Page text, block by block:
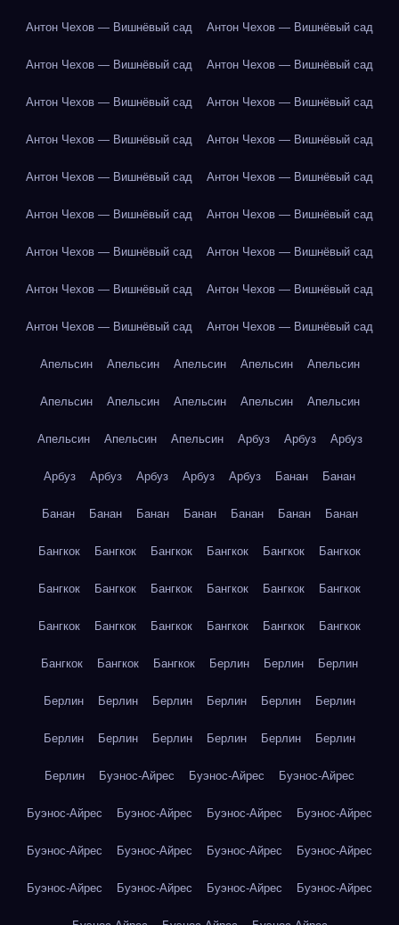
Антон Чехов — Вишнёвый сад Антон Чехов — Вишнёвый сад
Антон Чехов — Вишнёвый сад Антон Чехов — Вишнёвый сад
Антон Чехов — Вишнёвый сад Антон Чехов — Вишнёвый сад
Антон Чехов — Вишнёвый сад Антон Чехов — Вишнёвый сад
Антон Чехов — Вишнёвый сад Антон Чехов — Вишнёвый сад
Антон Чехов — Вишнёвый сад Антон Чехов — Вишнёвый сад
Антон Чехов — Вишнёвый сад Антон Чехов — Вишнёвый сад
Антон Чехов — Вишнёвый сад Антон Чехов — Вишнёвый сад
Антон Чехов — Вишнёвый сад Антон Чехов — Вишнёвый сад
Апельсин Апельсин Апельсин Апельсин Апельсин
Апельсин Апельсин Апельсин Апельсин Апельсин
Апельсин Апельсин Апельсин Арбуз Арбуз Арбуз
Арбуз Арбуз Арбуз Арбуз Арбуз Банан Банан
Банан Банан Банан Банан Банан Банан Банан
Бангкок Бангкок Бангкок Бангкок Бангкок Бангкок
Бангкок Бангкок Бангкок Бангкок Бангкок Бангкок
Бангкок Бангкок Бангкок Бангкок Бангкок Бангкок
Бангкок Бангкок Бангкок Берлин Берлин Берлин
Берлин Берлин Берлин Берлин Берлин Берлин
Берлин Берлин Берлин Берлин Берлин Берлин
Берлин Буэнос-Айрес Буэнос-Айрес Буэнос-Айрес
Буэнос-Айрес Буэнос-Айрес Буэнос-Айрес Буэнос-Айрес
Буэнос-Айрес Буэнос-Айрес Буэнос-Айрес Буэнос-Айрес
Буэнос-Айрес Буэнос-Айрес Буэнос-Айрес Буэнос-Айрес